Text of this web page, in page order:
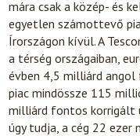
mára csak a közép- és
egyetlen számottevő
Írországon kívül. A
a térség országaiban,
évben 4,5 milliárd
piac mindössze 115
milliárd fontos korrigált
úgy tudja, a cég 22